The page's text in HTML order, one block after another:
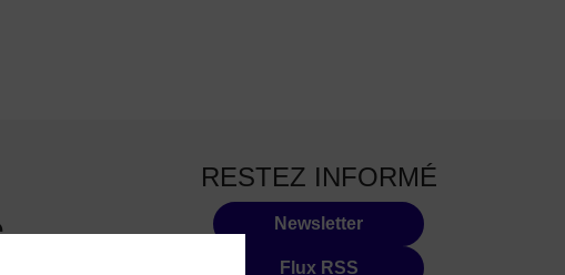
RESTEZ INFORMÉ
Newsletter
Flux RSS